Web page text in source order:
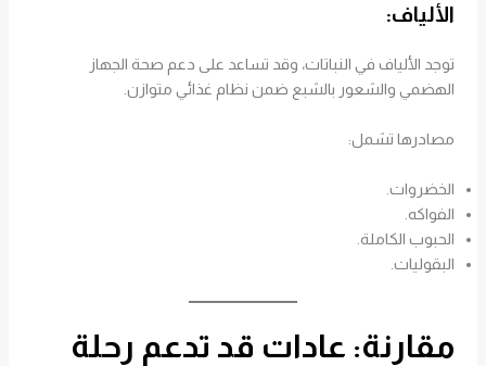
الألياف:
توجد الألياف في النباتات، وقد تساعد على دعم صحة الجهاز
الهضمي والشعور بالشبع ضمن نظام غذائي متوازن.
مصادرها تشمل:
الخضروات.
الفواكه.
الحبوب الكاملة.
البقوليات.
مقارنة: عادات قد تدعم رحلة